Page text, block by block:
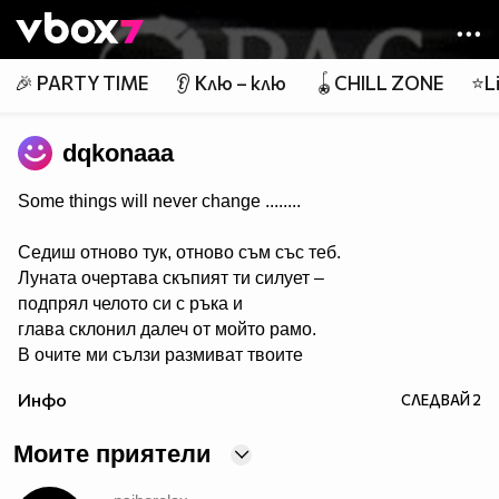
👾
🎉 PARTY TIME 👂 Клю – клю 🪀CHILL ZONE
dqkonaaa
Some things will never change ........
Седиш отново тук, отново съм със теб.
Луната очертава скъпият ти силует –
подпрял челото си с ръка и
глава склонил далеч от мойто рамо.
В очите ми сълзи размиват твоите
Очаквам утрото до теб,
Обръщаш се към мен – и странно,
подаваш ми ръка!
Инфо СЛЕДВАЙ2
Моите приятели